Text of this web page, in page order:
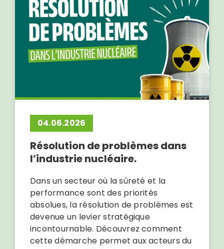
04.06.2026
Résolution de problèmes dans
l’industrie nucléaire.
Dans un secteur où la sûreté et la
performance sont des priorités
absolues, la résolution de problèmes est
devenue un levier stratégique
incontournable. Découvrez comment
cette démarche permet aux acteurs du